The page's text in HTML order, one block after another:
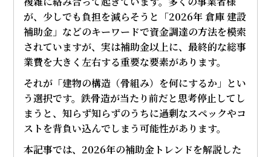
が、少しでも負担を減らそうと「2026年 倉庫 建設
補助金」などのキーワードで資金調達の方法を模索
されていますが、実は補助金以上に、最終的な総事
業費を大きく左右する重要な要素があります。
それが「建物の構造（骨組み）を何にするか」とい
う選択です。鉄骨造が当たり前だと思考停止してし
まうと、知らず知らずのうちに過剰なスペックやコ
ストを背負い込んでしまう可能性があります。
本記事では、2026年の補助金トレンドを解説した